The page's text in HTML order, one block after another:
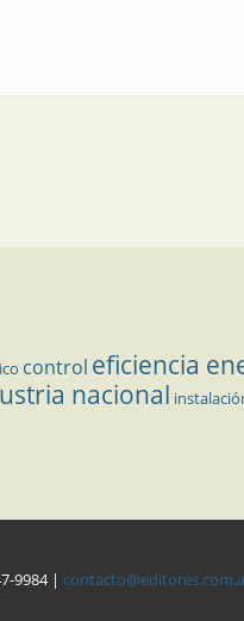
control eficiencia
nacional
9984 |